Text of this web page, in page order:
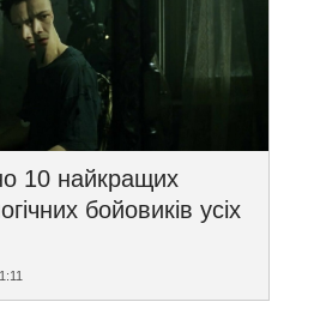
10 найкращих
бойовиків усіх